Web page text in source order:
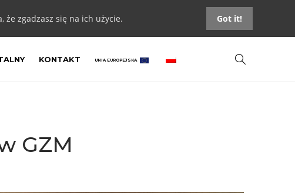
że zgadzasz się na ich użycie. Got it!
KONTAKT UNIA EUROPEJSKA
GZM